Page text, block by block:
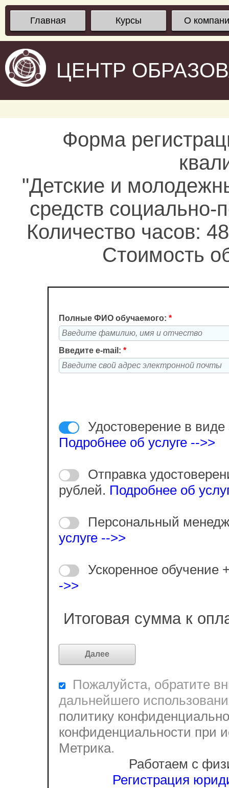
Главная Курсы О
ЦЕНТР
Форма
"Детские и
средств социально-
Количество часов:
Стоимость
Полные ФИО обучаемого: *
Введите e-mail: *
Удостоверение в виде
Подробнее об услуге -->>
Отправка
рублей. Подробнее об
Персональный
услуге -->>
Ускоренное обучение
->>
Итоговая сумма к
Пожалуйста, обратите
дальнейшего
политику
конфиденциальности при
Метрика.
Работаем с
Регистрация